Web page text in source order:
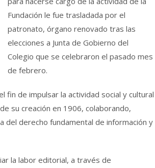
Fundación le fue trasladada por el
patronato, órgano renovado tras las
elecciones a Junta de Gobierno del
Colegio que se celebraron el pasado mes
de febrero.
fin de impulsar la actividad social y cultural
su creación en 1906, colaborando,
del derecho fundamental de información y
la labor editorial, a través de